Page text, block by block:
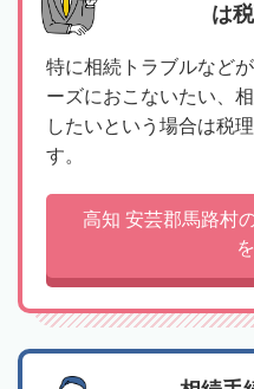
は
特に相続トラブルなど
ーズにおこないたい、
したいという場合は税
す。
高知 安芸郡馬路村